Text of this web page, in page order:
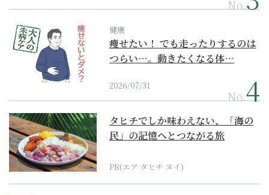
No.
健康
痩せたい！ でも走ったりするのは
つらい…。動きたくなる体…
2026/07/31
No.
タヒチでしか味わえない、「海の
民」の記憶へとつながる旅
PR(エア タヒチ ヌイ)